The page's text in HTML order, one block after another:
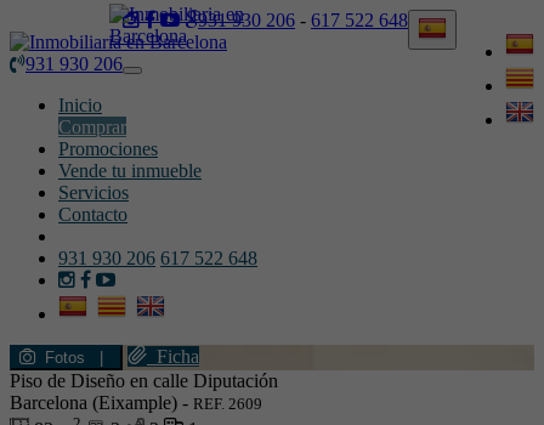
931 930 206 - 617 522 648
931 930 206
Toggle
Inicio
Comprar
Promociones
Vende tu inmueble
Servicios
Contacto
931 930 206 617 522 648
Fotos
Ficha
Piso de Diseño en calle Diputación
Barcelona (Eixample) - REF. 2609